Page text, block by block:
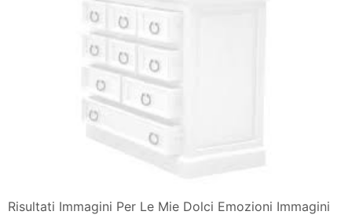
Risultati Immagini Per Le Mie Dolci Emozioni Immagini